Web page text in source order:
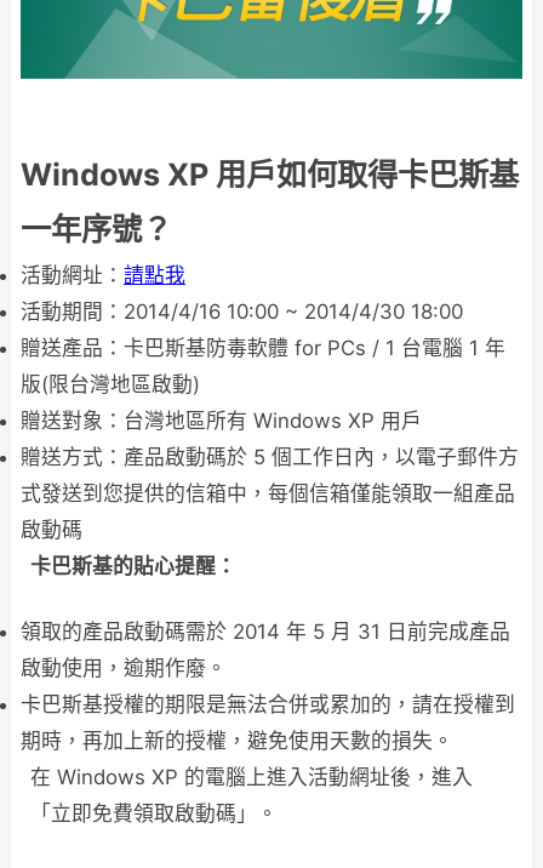
Windows XP 用戶如何取得卡巴斯基
一年序號？
活動網址： 請點我
活動期間：2014/4/16 10:00 ~ 2014/4/30 18:00
贈送產品：卡巴斯基防毒軟體 for PCs / 1 台電腦 1 年
版(限台灣地區啟動)
贈送對象：台灣地區所有 Windows XP 用戶
贈送方式：產品啟動碼於 5 個工作日內，以電子郵件方
式發送到您提供的信箱中，每個信箱僅能領取一組產品
啟動碼
卡巴斯基的貼心提醒：
領取的產品啟動碼需於 2014 年 5 月 31 日前完成產品
啟動使用，逾期作廢。
卡巴斯基授權的期限是無法合併或累加的，請在授權到
期時，再加上新的授權，避免使用天數的損失。
在 Windows XP 的電腦上進入活動網址後，進入
「立即免費領取啟動碼」。